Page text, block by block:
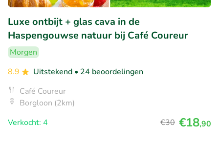
Luxe ontbijt + glas cava in de
Haspengouwse natuur bij Café Coureur
Morgen
8.9
Uitstekend • 24 beoordelingen
Café Coureur
Borgloon (2km)
Verkocht: 4
€30 €18,90